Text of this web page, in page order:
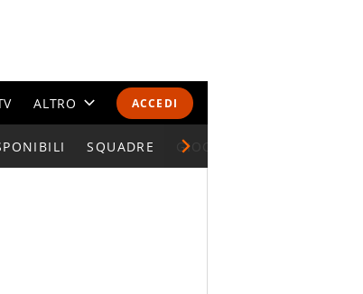
ACCEDI
ALTRO
CALENDARI E CLASSIFICHE
SQUADRE GIOCATORI SERIE A